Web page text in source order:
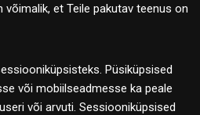
et Teile pakutav teenus on
Püsiküpsised
või mobiilseadmesse ka peale
või arvuti. Sessiooniküpsised